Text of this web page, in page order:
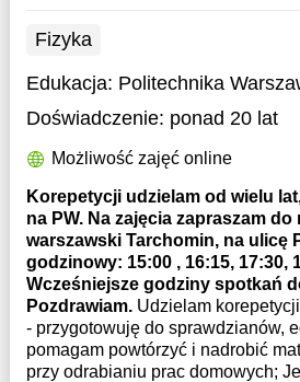
Fizyka
Edukacja: Politechnika
Doświadczenie: ponad 20 lat
Możliwość zajęć online
Korepetycji udzielam od wielu
na PW. Na zajęcia zapraszam do
warszawski Tarchomin, na ulicę
godzinowy: 15:00 , 16:15, 17:30,
Wcześniejsze godziny spotkań
Pozdrawiam. Udzielam
- przygotowuję do sprawdzianów,
pomagam powtórzyć i nadrobić
przy odrabianiu prac domowych;